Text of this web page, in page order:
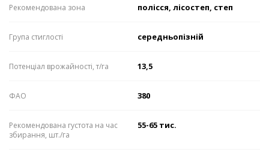
Рекомендована зона полісся, лісостеп, степ
Група стиглості середньопізній
Потенціал врожайності, т/га 13,5
ФАО 380
Рекомендована густота на час
збирання, шт./га
55-65 тис.